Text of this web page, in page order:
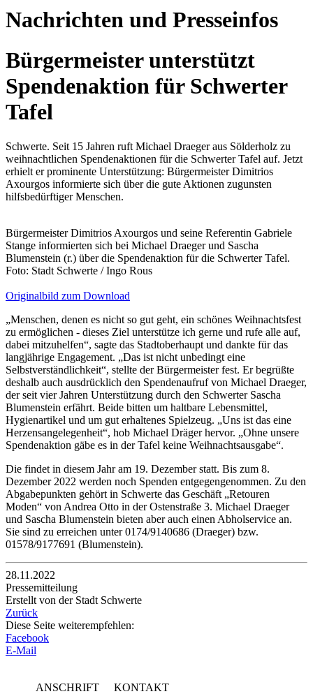
Nachrichten und Presseinfos
Bürgermeister unterstützt
Spendenaktion für Schwerter
Tafel
Schwerte. Seit 15 Jahren ruft Michael Draeger aus Sölderholz zu
weihnachtlichen Spendenaktionen für die Schwerter Tafel auf. Jetzt
erhielt er prominente Unterstützung: Bürgermeister Dimitrios
Axourgos informierte sich über die gute Aktionen zugunsten
hilfsbedürftiger Menschen.
Bürgermeister Dimitrios Axourgos und seine Referentin Gabriele
Stange informierten sich bei Michael Draeger und Sascha
Blumenstein (r.) über die Spendenaktion für die Schwerter Tafel.
Foto: Stadt Schwerte / Ingo Rous
Originalbild zum Download
„Menschen, denen es nicht so gut geht, ein schönes Weihnachtsfest
zu ermöglichen - dieses Ziel unterstütze ich gerne und rufe alle auf,
dabei mitzuhelfen“, sagte das Stadtoberhaupt und dankte für das
langjährige Engagement. „Das ist nicht unbedingt eine
Selbstverständlichkeit“, stellte der Bürgermeister fest. Er begrüßte
deshalb auch ausdrücklich den Spendenaufruf von Michael Draeger,
der seit vier Jahren Unterstützung durch den Schwerter Sascha
Blumenstein erfährt. Beide bitten um haltbare Lebensmittel,
Hygienartikel und um gut erhaltenes Spielzeug. „Uns ist das eine
Herzensangelegenheit“, hob Michael Dräger hervor. „Ohne unsere
Spendenaktion gäbe es in der Tafel keine Weihnachtsausgabe“.
Die findet in diesem Jahr am 19. Dezember statt. Bis zum 8.
Dezember 2022 werden noch Spenden entgegengenommen. Zu den
Abgabepunkten gehört in Schwerte das Geschäft „Retouren
Moden“ von Andrea Otto in der Ostenstraße 3. Michael Draeger
und Sascha Blumenstein bieten aber auch einen Abholservice an.
Sie sind zu erreichen unter 0174/9140686 (Draeger) bzw.
01578/9177691 (Blumenstein).
28.11.2022
Pressemitteilung
Erstellt von der Stadt Schwerte
Zurück
Diese Seite weiterempfehlen:
Facebook
E-Mail
ANSCHRIFT
KONTAKT